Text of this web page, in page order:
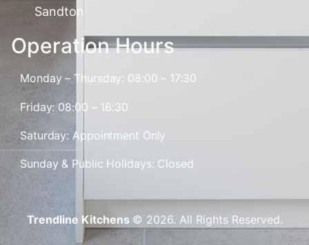
Sandton
Operation Hours
Monday – Thursday: 08:00 – 17:30
Friday: 08:00 – 16:30
Saturday: Appointment Only
Sunday & Public Holidays: Closed
Trendline Kitchens © 2026. All Rights Reserved.